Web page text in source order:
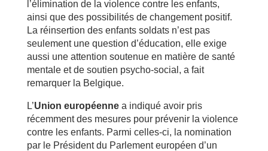
l’élimination de la violence contre les enfants,
ainsi que des possibilités de changement positif.
La réinsertion des enfants soldats n’est pas
seulement une question d’éducation, elle exige
aussi une attention soutenue en matière de santé
mentale et de soutien psycho-social, a fait
remarquer la Belgique.
L’Union européennea indiqué avoir pris
récemment des mesures pour prévenir la violence
contre les enfants. Parmi celles-ci, la nomination
par le Président du Parlement européen d’un